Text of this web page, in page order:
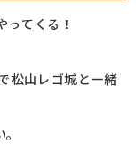
てくる！
松山レゴ城と一緒